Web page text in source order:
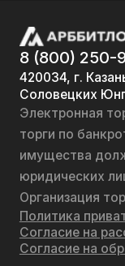
8 (800) 250-
420034, г.
Соловецких
Электронная
торги по
имущества
юридических
Организация
Политика
Согласие на
Согласие на